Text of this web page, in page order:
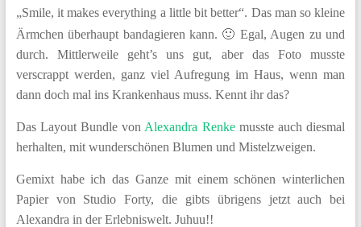
„Smile, it makes everything a little bit better“. Das man so kleine
Ärmchen überhaupt bandagieren kann. 🙂 Egal, Augen zu und
durch. Mittlerweile geht’s uns gut, aber das Foto musste
verscrappt werden, ganz viel Aufregung im Haus, wenn man
dann doch mal ins Krankenhaus muss. Kennt ihr das?
Das Layout Bundle von Alexandra Renkemusste auch diesmal
herhalten, mit wunderschönen Blumen und Mistelzweigen.
Gemixt habe ich das Ganze mit einem schönen winterlichen
Papier von Studio Forty, die gibts übrigens jetzt auch bei
Alexandra in der Erlebniswelt. Juhuu!!